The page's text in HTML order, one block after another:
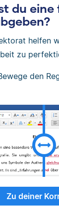
du eine
helfen
zu
den
Zu deiner